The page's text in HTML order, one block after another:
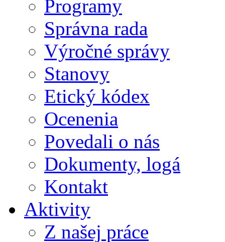
Programy
Správna rada
Výročné správy
Stanovy
Etický kódex
Ocenenia
Povedali o nás
Dokumenty, logá
Kontakt
Aktivity
Z našej práce